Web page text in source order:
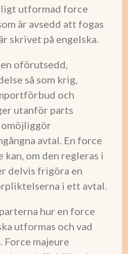
utformad force
är avsedd att fogas
skrivet på engelska.
oförutsedd,
så som krig,
och
utanför parts
avtal. En force
kan, om den regleras i
delvis frigöra en
i ett avtal.
hur en force
utformas och vad
Force majeure